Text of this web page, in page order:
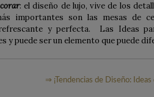
: el diseño de lujo, vive de los
importantes son las mesas de
y perfecta. Las Ideas
y puede ser un elemento que puede
⇒ ¡Tendencias de Diseño: